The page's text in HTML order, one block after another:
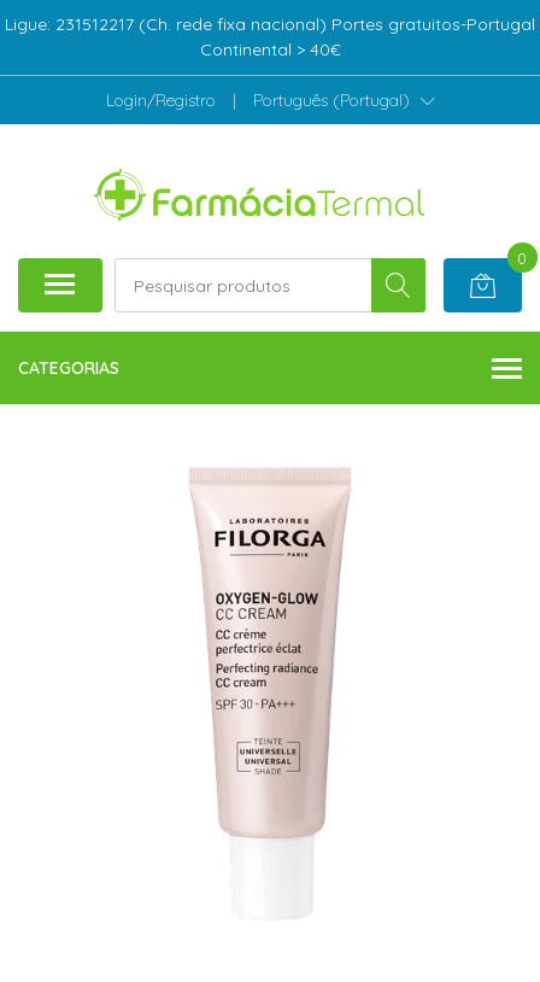
Ligue: 231512217 (Ch. rede fixa nacional) Portes gratuitos-Portugal
Continental > 40€
Login/Registro | Português (Portugal)
0
CATEGORIAS